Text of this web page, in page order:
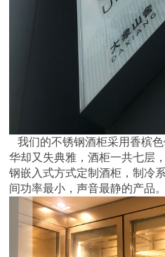
我们的不锈钢酒柜采用香槟
华却又失典雅，酒柜一共七层
钢嵌入式方式定制酒柜，制冷
间功率最小，声音最静的产品。